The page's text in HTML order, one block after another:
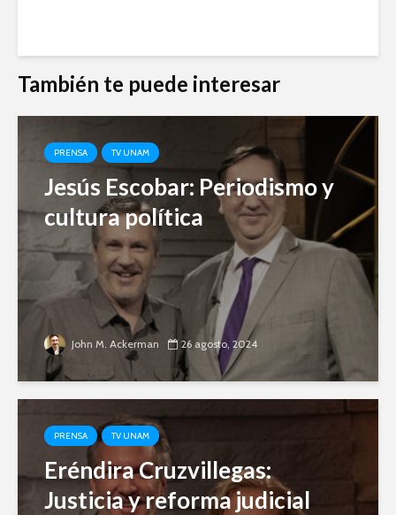
También te puede interesar
PRENSA TV UNAM
Jesús Escobar: Periodismo y
cultura política
John M. Ackerman 26 agosto, 2024
PRENSA TV UNAM
Eréndira Cruzvillegas:
Justicia y reforma judicial